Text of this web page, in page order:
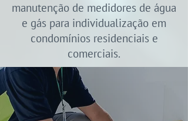
manutenção de medidores de água
e gás para individualização em
condomínios residenciais e
comerciais.